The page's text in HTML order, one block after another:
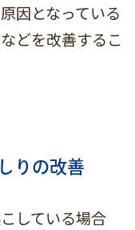
因となっている
どを改善するこ
りの改善
している場合